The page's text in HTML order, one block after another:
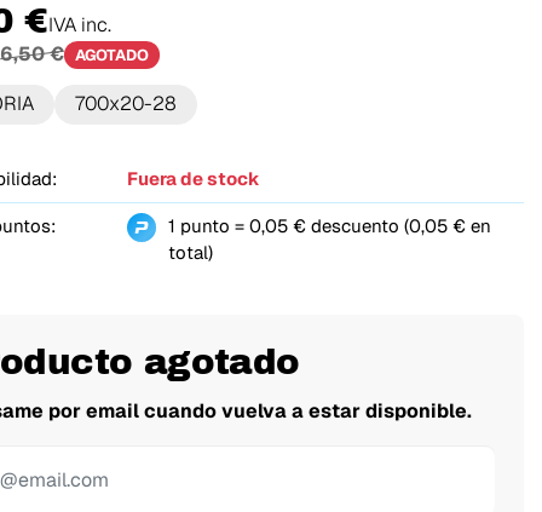
€IVA inc.
6,50 € AGOTADO
700x20-28
Fuera de stock
1 punto = 0,05 € descuento (0,05 € en
total)
agotado
por email cuando vuelva a estar disponible.